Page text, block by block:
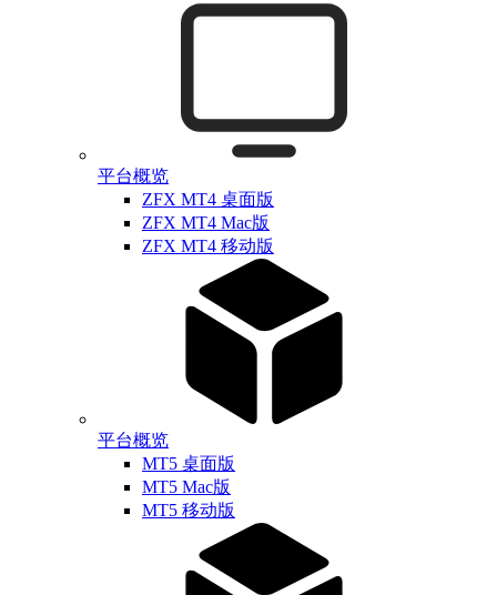
平台概览
ZFX MT4 桌面版
ZFX MT4 Mac版
ZFX MT4 移动版
平台概览
MT5 桌面版
MT5 Mac版
MT5 移动版